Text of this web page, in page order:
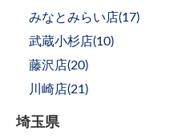
みなとみらい店(17)
武蔵小杉店(10)
藤沢店(20)
川崎店(21 )
埼玉県